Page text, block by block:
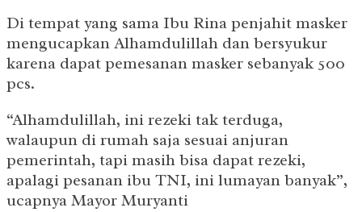
Di tempat yang sama Ibu Rina penjahit masker
mengucapkan Alhamdulillah dan bersyukur
karena dapat pemesanan masker sebanyak 500
pcs.
“Alhamdulillah, ini rezeki tak terduga,
walaupun di rumah saja sesuai anjuran
pemerintah, tapi masih bisa dapat rezeki,
apalagi pesanan ibu TNI, ini lumayan banyak”,
ucapnya Mayor Muryanti